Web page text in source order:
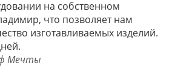
на собственном
что позволяет нам
изготавливаемых изделий.